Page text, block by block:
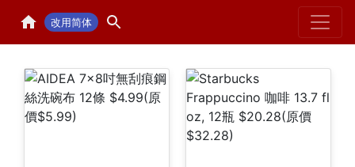
改用简体 Home